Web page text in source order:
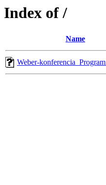
Index of /
Name
Weber-